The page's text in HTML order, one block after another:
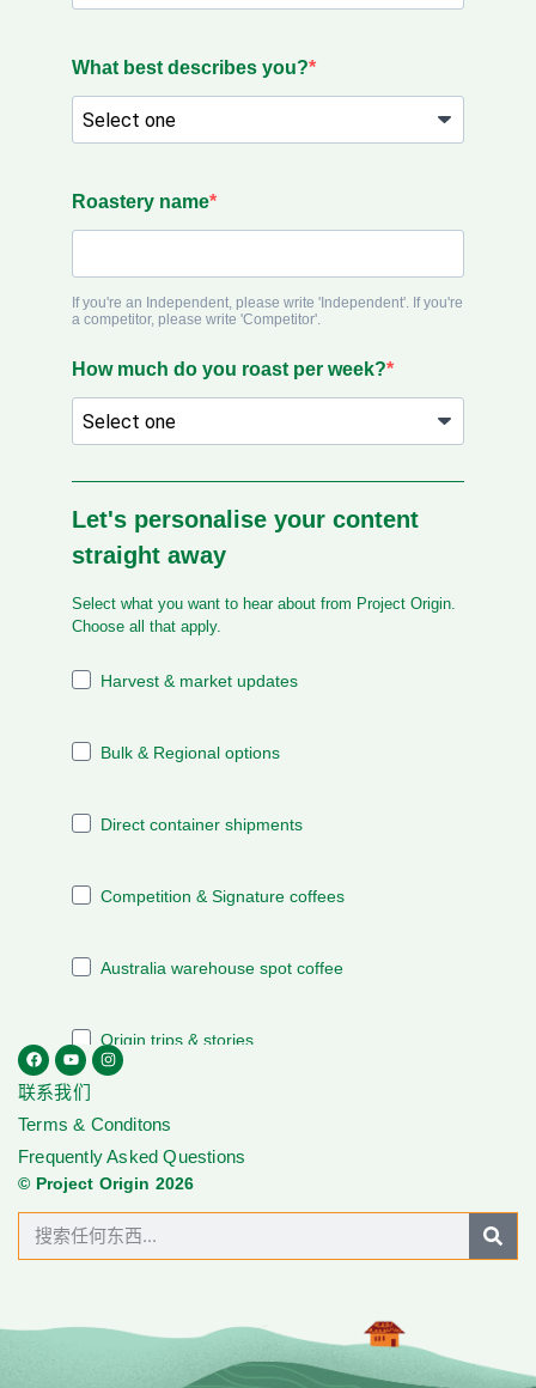
联系我们
Terms & Conditons
Frequently Asked Questions
© Project Origin 2026